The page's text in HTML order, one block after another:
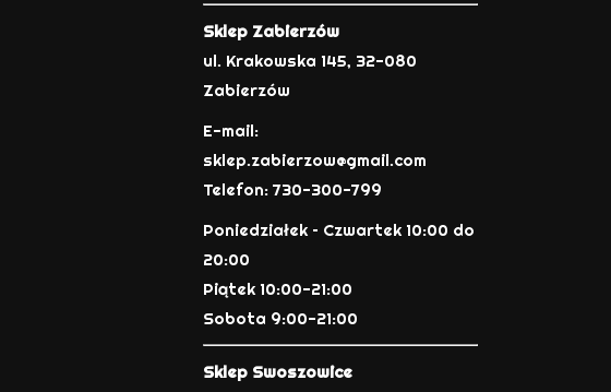
Sklep Zabierzów
ul. Krakowska 145, 32-080
Zabierzów
E-mail:
sklep.zabierzow@gmail.com
Telefon: 730-300-799
Poniedziałek – Czwartek 10:00 do
20:00
Piątek 10:00-21:00
Sobota 9:00-21:00
Sklep Swoszowice